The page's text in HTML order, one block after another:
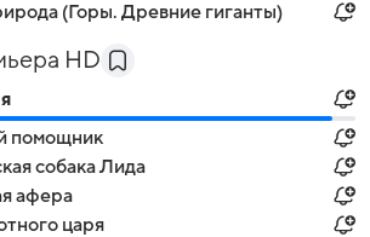
(Горы. Древние гиганты)
HD
помощник
собака Лида
афера
царя